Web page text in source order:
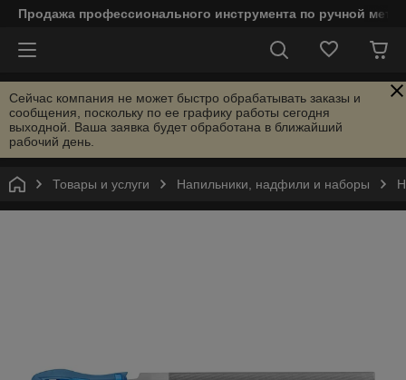
Продажа профессионального инструмента по ручной
Сейчас компания не может быстро обрабатывать заказы и
сообщения, поскольку по ее графику работы сегодня
выходной. Ваша заявка будет обработана в ближайший
рабочий день.
Товары и услуги Напильники, надфили и наборы